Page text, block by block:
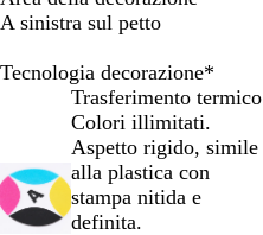
c
m
n
e
c
a
a
i
e
u
i
n
i
c
r
m
A sinistra sul petto
Tecnologia decorazione*
Trasferimento termico
Colori illimitati.
Aspetto rigido, simile
alla plastica con
stampa nitida e
definita.